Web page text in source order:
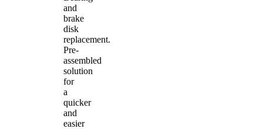
and
brake
disk
replacement.
Pre-
assembled
solution
for
a
quicker
and
easier